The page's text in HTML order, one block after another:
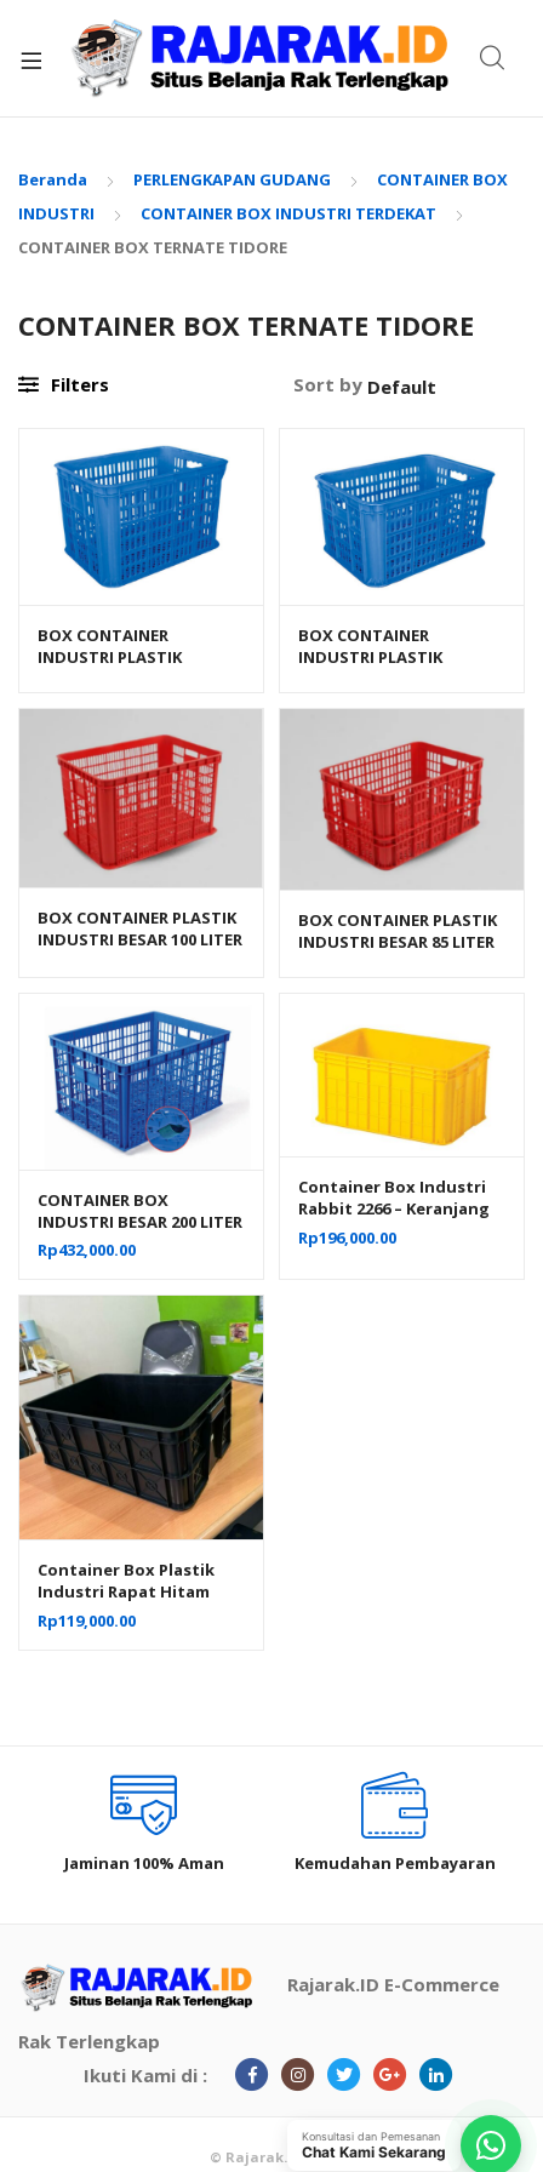
Beranda PERLENGKAPAN GUDANG
CONTAINER BOX
INDUSTRI
CONTAINER BOX INDUSTRI TERDEKAT
CONTAINER BOX TERNATE TIDORE
CONTAINER BOX TERNATE TIDORE
Filters Sort by
BOX CONTAINER
INDUSTRI PLASTIK
BOX CONTAINER
INDUSTRI PLASTIK
BOX CONTAINER PLASTIK
INDUSTRI BESAR 100 LITER
BOX CONTAINER PLASTIK
INDUSTRI BESAR 85 LITER
CONTAINER BOX
INDUSTRI BESAR 200 LITER
BERLUBANG RODA
HANATA 3001 UKURAN 80
Rp432,000.00
Container Box Industri
Rabbit 2266 – Keranjang
Plastik Rapat Serbaguna
62×43×31 cm
Rp196,000.00
Container Box Plastik
Industri Rapat Hitam
Murah YTH-19B Ukuran
Low Grade 61x41x24 Cm
Rp119,000.00
Jaminan 100% Aman Kemudahan Pembayaran
Rajarak.ID E-Commerce
Rak Terlengkap
Ikuti Kami di :
© Rajarak.ID 2021
Konsultasi dan Pemesanan
Chat Kami Sekarang